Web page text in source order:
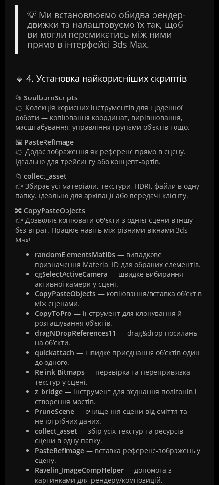
💡 Ми встановлюємо обидва рендер-
движки та налаштовуємо їх так, щоб
ви могли перемикатись між ними
прямо в інтерфейсі 3ds Max.
🔹 4. Установка найкорисніших скриптів
📂 SoulburnScripts
👉 Колекція корисних інструментів для щоденної
роботи — копіювання координат, вирівнювання,
масштабування, управління групами об’єктів тощо.
🖼️ PasteRefImage
👉 Додає зображення як референс прямо в сцену.
Ідеально для трейсингу або концепт-артів.
📁 collect_asset
👉 Збирає усі матеріали, текстури, HDRI, файли в одну
папку. Ідеально для архівації або передачі клієнту.
🔀 CopyPasteObjects
👉 Дозволяє копіювати об'єкти з однієї сцени в іншу
без втрат. Працює навіть між різними вікнами 3ds
Max!
randomElementsMatIDs — випадкове
призначення Material ID для обраних елементів.
cgSelectActiveCamera — швидке вибирання
активної камери у сцені.
CopyPasteObjects — копіювання/вставка об’єктів
між сценами.
CopyToPro — інструмент для клонування й
розташування об’єктів.
dragNDropReferences11 — drag&drop посилань
на об’єкти.
quickattach — швидке приєднання об’єктів один
до одного.
Relink Bitmaps — перевірка та переприв’язка
текстур у сцені.
z_bridge — інструмент для з’єднання полігонів і
створення мостів.
PruneScene — очищення сцени від сміття та
непотрібних даних.
collect_asset — збір усіх текстур та ресурсів
сцени в одну папку.
PasteRefImage — вставка референс-зображень у
сцену.
Ravelin_ImageCompHelper — допомога з
картинками для рендеру/композицій.